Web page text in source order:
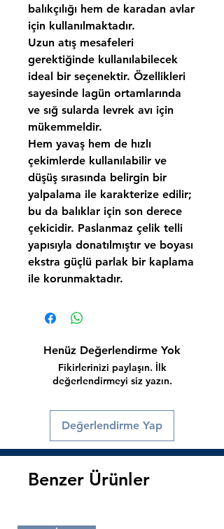
balıkçılığı hem de karadan avlar
için kullanılmaktadır.
Uzun atış mesafeleri
gerektiğinde kullanılabilecek
ideal bir seçenektir. Özellikleri
sayesinde lagün ortamlarında
ve sığ sularda levrek avı için
mükemmeldir.
Hem yavaş hem de hızlı
çekimlerde kullanılabilir ve
düşüş sırasında belirgin bir
yalpalama ile karakterize edilir;
bu da balıklar için son derece
çekicidir. Paslanmaz çelik telli
yapısıyla donatılmıştır ve boyası
ekstra güçlü parlak bir kaplama
ile korunmaktadır.
Henüz Değerlendirme Yok
Fikirlerinizi paylaşın. İlk
değerlendirmeyi siz yazın.
Değerlendirme Yap
Benzer Ürünler